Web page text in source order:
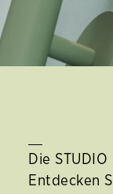
Die
Entdecken